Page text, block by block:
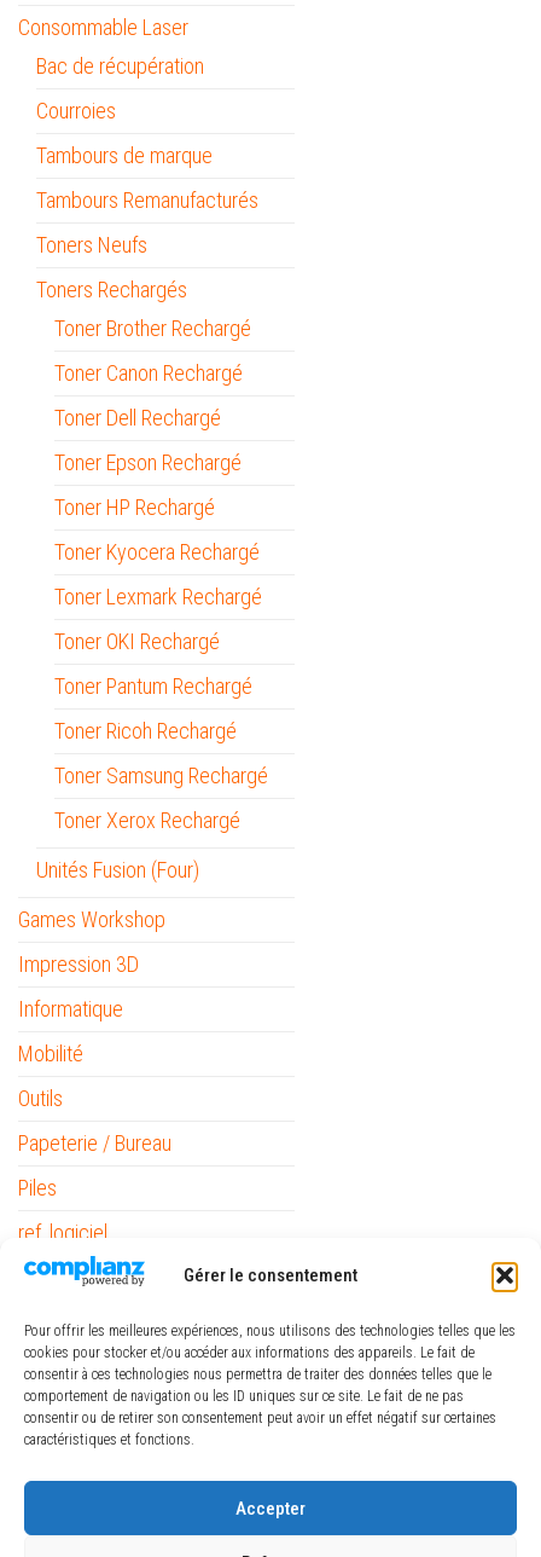
Gérer le consentement
Pour offrir les meilleures expériences, nous utilisons des technologies telles que les
cookies pour stocker et/ou accéder aux informations des appareils. Le fait de
consentir à ces technologies nous permettra de traiter des données telles que le
comportement de navigation ou les ID uniques sur ce site. Le fait de ne pas
consentir ou de retirer son consentement peut avoir un effet négatif sur certaines
caractéristiques et fonctions.
Accepter
Consommable Laser
Bac de récupération
Courroies
Tambours de marque
Tambours Remanufacturés
Toners Neufs
Toners Rechargés
Toner Brother Rechargé
Toner Canon Rechargé
Toner Dell Rechargé
Toner Epson Rechargé
Toner HP Rechargé
Toner Kyocera Rechargé
Toner Lexmark Rechargé
Toner OKI Rechargé
Toner Pantum Rechargé
Toner Ricoh Rechargé
Toner Samsung Rechargé
Toner Xerox Rechargé
Unités Fusion (Four)
Games Workshop
Impression 3D
Informatique
Mobilité
Outils
Papeterie / Bureau
Piles
ref_logiciel
Rubans
Minimum Price
Maximum Price
FILTRER